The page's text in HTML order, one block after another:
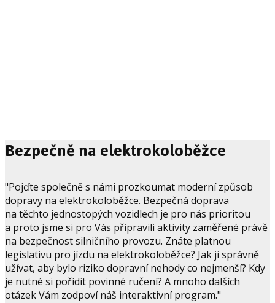
Bezpečně na elektrokoloběžce
"Pojďte společně s námi prozkoumat moderní způsob
dopravy na elektrokoloběžce. Bezpečná doprava
na těchto jednostopých vozidlech je pro nás prioritou
a proto jsme si pro Vás připravili aktivity zaměřené právě
na bezpečnost silničního provozu. Znáte platnou
legislativu pro jízdu na elektrokoloběžce? Jak ji správně
užívat, aby bylo riziko dopravní nehody co nejmenší? Kdy
je nutné si pořídit povinné ručení? A mnoho dalších
otázek Vám zodpoví náš interaktivní program."